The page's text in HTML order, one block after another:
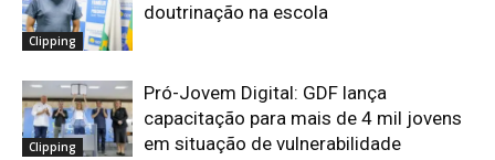
Clipping
doutrinação na escola
Clipping
Pró-Jovem Digital: GDF lança
capacitação para mais de 4 mil jovens
em situação de vulnerabilidade